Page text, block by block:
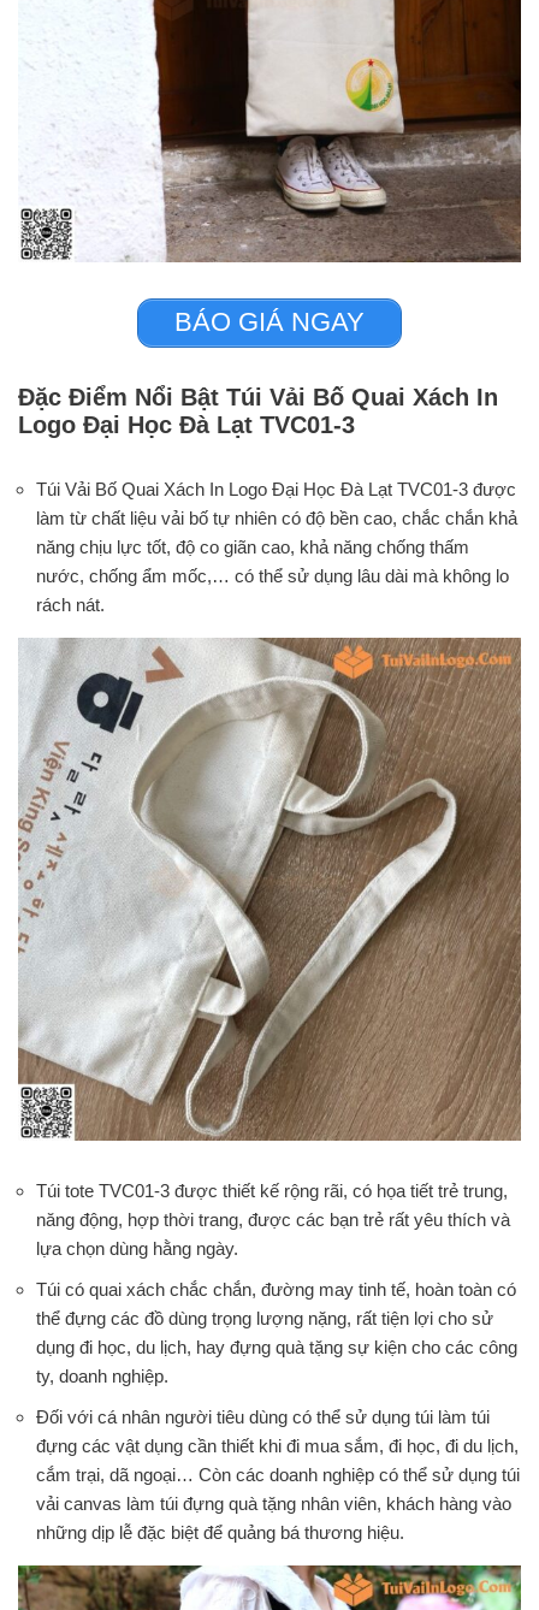
BÁO GIÁ NGAY
Đặc Điểm Nổi Bật Túi Vải Bố Quai Xách In
Logo Đại Học Đà Lạt TVC01-3
Túi Vải Bố Quai Xách In Logo Đại Học Đà Lạt TVC01-3 được
làm từ chất liệu vải bố tự nhiên có độ bền cao, chắc chắn khả
năng chịu lực tốt, độ co giãn cao, khả năng chống thấm
nước, chống ẩm mốc,… có thể sử dụng lâu dài mà không lo
rách nát.
Túi tote TVC01-3 được thiết kế rộng rãi, có họa tiết trẻ trung,
năng động, hợp thời trang, được các bạn trẻ rất yêu thích và
lựa chọn dùng hằng ngày.
Túi có quai xách chắc chắn, đường may tinh tế, hoàn toàn có
thể đựng các đồ dùng trọng lượng nặng, rất tiện lợi cho sử
dụng đi học, du lịch, hay đựng quà tặng sự kiện cho các công
ty, doanh nghiệp.
Đối với cá nhân người tiêu dùng có thể sử dụng túi làm túi
đựng các vật dụng cần thiết khi đi mua sắm, đi học, đi du lịch,
cắm trại, dã ngoại… Còn các doanh nghiệp có thể sử dụng túi
vải canvas làm túi đựng quà tặng nhân viên, khách hàng vào
những dịp lễ đặc biệt để quảng bá thương hiệu.